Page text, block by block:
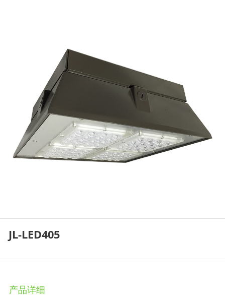
JL-LED405
产品详细